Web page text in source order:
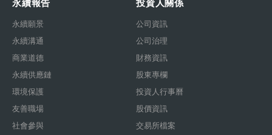
永續報告
永續願景
永續溝通
商業道德
永續供應鏈
環境保護
友善職場
社會參與
投資人關係
公司資訊
公司治理
財務資訊
股東專欄
投資人行事曆
股價資訊
交易所檔案